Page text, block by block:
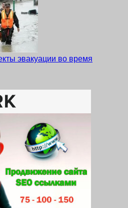
эвакуации во время